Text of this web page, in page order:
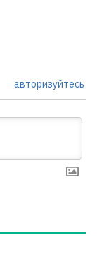
авторизуйтесь